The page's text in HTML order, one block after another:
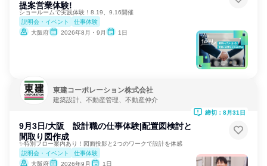
提案営業体験!
ショールームで実践体験！8.19、9.16開催
説明会・イベント
仕事体験
大阪府
2026年8月・9月 1日
東建コーポレーション株式会社
建築設計、不動産管理、不動産仲介
9月3日/大阪 設計職の仕事体験|配置図検討と
間取り図作成
✨特別フロー案内あり！図面投影と2つのワークで設計を体感
説明会・イベント
仕事体験
大阪府
2026年9月 1日
締切：8月31日